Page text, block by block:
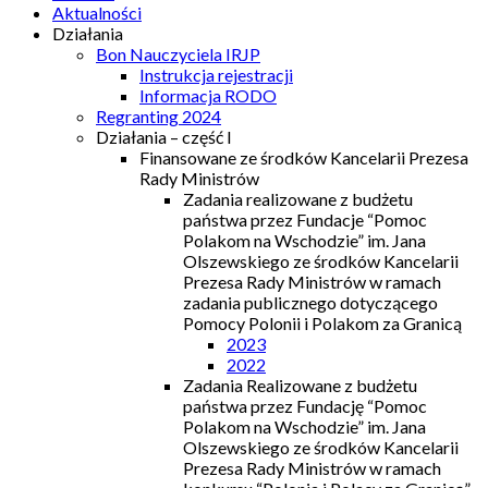
Aktualności
Działania
Bon Nauczyciela IRJP
Instrukcja rejestracji
Informacja RODO
Regranting 2024
Działania – część I
Finansowane ze środków Kancelarii Prezesa
Rady Ministrów
Zadania realizowane z budżetu
państwa przez Fundacje “Pomoc
Polakom na Wschodzie” im. Jana
Olszewskiego ze środków Kancelarii
Prezesa Rady Ministrów w ramach
zadania publicznego dotyczącego
Pomocy Polonii i Polakom za Granicą
2023
2022
Zadania Realizowane z budżetu
państwa przez Fundację “Pomoc
Polakom na Wschodzie” im. Jana
Olszewskiego ze środków Kancelarii
Prezesa Rady Ministrów w ramach